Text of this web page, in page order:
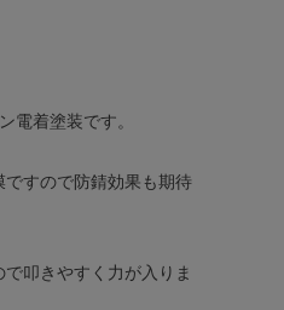
電着塗装です。
すので防錆効果も期待
叩きやすく力が入りま